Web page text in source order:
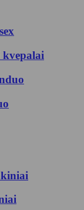
kvepalai